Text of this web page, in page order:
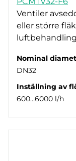
Ventiler
eller större
Nominal
DN32
Inställning av
600…6000 l/h